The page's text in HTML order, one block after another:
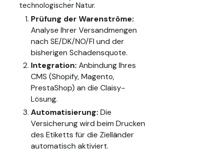
technologischer Natur.
Prüfung der Warenströme:
Analyse Ihrer Versandmengen
nach SE/DK/NO/FI und der
bisherigen Schadensquote.
Integration: Anbindung Ihres
CMS (Shopify, Magento,
PrestaShop) an die Claisy-
Lösung.
Automatisierung: Die
Versicherung wird beim Drucken
des Etiketts für die Zielländer
automatisch aktiviert.